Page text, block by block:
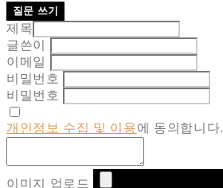
질문 쓰기
제목
글쓴이
이메일
비밀번호
비밀번호
개인정보 수집 및 이용에 동의합니다.
이미지 업로드